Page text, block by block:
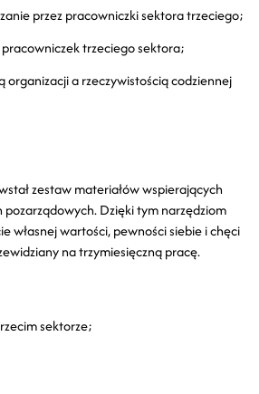
przez pracowniczki sektora trzeciego;
trzeciego sektora;
organizacji a rzeczywistością codziennej
zestaw materiałów wspierających
Dzięki tym narzędziom
własnej wartości, pewności siebie i chęci
na trzymiesięczną pracę.
sektorze;